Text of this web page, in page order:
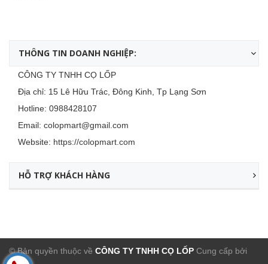
THÔNG TIN DOANH NGHIỆP:
CÔNG TY TNHH CỌ LỐP
Địa chỉ: 15 Lê Hữu Trác, Đông Kinh, Tp Lạng Sơn
Hotline: 0988428107
Email: colopmart@gmail.com
Website: https://colopmart.com
HỖ TRỢ KHÁCH HÀNG
© Bản quyền thuộc về CÔNG TY TNHH CỌ LỐP Cung cấp bởi